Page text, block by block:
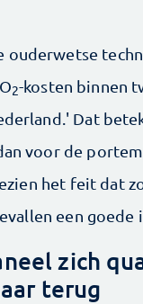
2-kosten binnen
Dat
voor de
het feit dat
een goede
zich
terug